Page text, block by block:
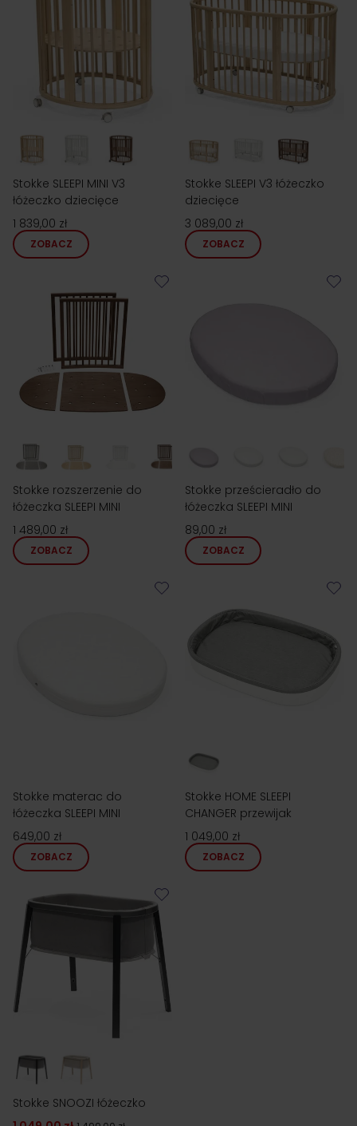
Stokke SLEEPI MINI V3
łóżeczko dziecięce
1 839,00 zł
ZOBACZ
Stokke SLEEPI V3 łóżeczko
dziecięce
3 089,00 zł
ZOBACZ
Stokke rozszerzenie do
łóżeczka SLEEPI MINI
1 489,00 zł
ZOBACZ
Stokke prześcieradło do
łóżeczka SLEEPI MINI
89,00 zł
ZOBACZ
Stokke materac do
łóżeczka SLEEPI MINI
649,00 zł
ZOBACZ
Stokke HOME SLEEPI
CHANGER przewijak
1 049,00 zł
ZOBACZ
Stokke SNOOZI łóżeczko